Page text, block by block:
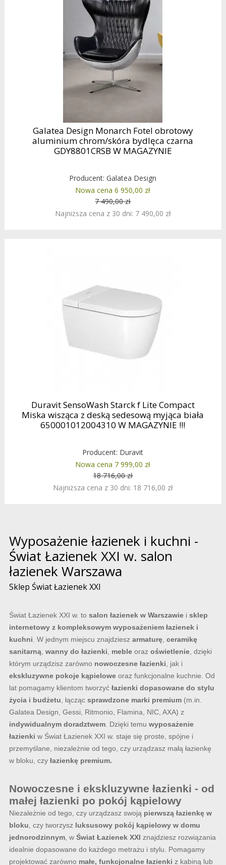
Galatea Design Monarch Fotel obrotowy
aluminium chrom/skóra bydlęca czarna
GDY8801CRSB W MAGAZYNIE
Producent:Galatea Design
Nowa cena 6 950,00 zł
7 490,00 zł
Najniższa cena z 30 dni: 7 490,00 zł
Duravit SensoWash Starck f Lite Compact
Miska wisząca z deską sedesową myjąca biała
650001012004310 W MAGAZYNIE !!!
Producent: Duravit
Nowa cena 7 999,00 zł
18 716,00 zł
Najniższa cena z 30 dni: 18 716,00 zł
Wyposażenie łazienek i kuchni -
Świat Łazienek XXI w. salon
łazienek Warszawa
Sklep Świat Łazienek XXI
Świat Łazienek XXI w. to salon łazienek w Warszawiei sklep
internetowy z kompleksowym wyposażeniem łazienek i
kuchni. W jednym miejscu znajdziesz armaturę, ceramikę
sanitarną, wanny do łazienki, mebleoraz oświetlenie, dzięki
którym urządzisz zarówno nowoczesne łazienki, jak i
ekskluzywne pokoje kąpieloweoraz funkcjonalne kuchnie. Od
lat pomagamy klientom tworzyć łazienki dopasowane do stylu
życia i budżetu, łącząc sprawdzone marki premium(m.in.
Galatea Design, Gessi, Ritmonio, Flamina, NIC, AXA) z
indywidualnym doradztwem. Dzięki temu wyposażenie
łazienki w Świat Łazienek XXI w. staje się proste, spójne i
przemyślane, niezależnie od tego, czy urządzasz małą łazienkę
w bloku, czy łazienkę premium.
Nowoczesne i ekskluzywne łazienki - od
małej łazienki po pokój kąpielowy
Niezależnie od tego, czy urządzasz swoją pierwszą łazienkę w
bloku, czy tworzysz luksusowy pokój kąpielowy w domu
jednorodzinnym, w Świat Łazienek XXI znajdziesz rozwiązania
idealnie dopasowane do każdego metrażu i stylu. Pomagamy
projektować zarówno małe, funkcjonalne łazienki z kabiną lub